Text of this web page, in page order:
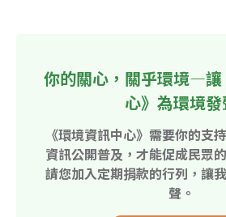
你的關心，關乎環境—讓
心》為環境發
《環境資訊中心》需要你的支
資訊公開普及，才能促成民眾
請您加入定期捐款的行列，讓
聲。